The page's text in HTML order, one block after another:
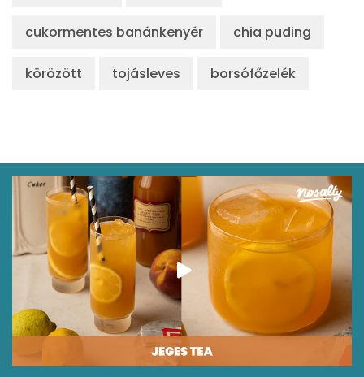
cukormentes banánkenyér chia puding
körözött tojásleves borsófőzelék